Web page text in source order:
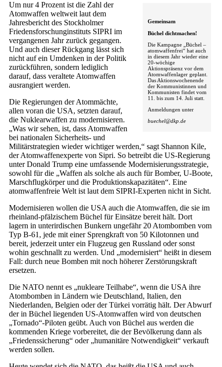
Gemeinsam
Büchel dichtmachen!
Die Kampagne „Büchel –
atomwaffenfrei“ hat auch
in diesem Jahr wieder eine
20-wöchige
Aktionspräsenz vor dem
Atomwaffenlager geplant.
Das Aktionswochenende
der Kommunistinnen und
Kommunisten findet vom
11. bis zum 14. Juli statt.
Anmeldungen unter
buechel@dkp.de
Um nur 4 Prozent ist die Zahl der
Atomwaffen weltweit laut dem
Jahresbericht des Stockholmer
Friedensforschunginstituts SIPRI im
vergangenen Jahr zurück gegangen.
Und auch dieser Rückgang lässt sich
nicht auf ein Umdenken in der Politik
zurückführen, sondern lediglich
darauf, dass veraltete Atomwaffen
ausrangiert werden.
Die Regierungen der Atommächte,
allen voran die USA, setzten darauf,
die Nuklearwaffen zu modernisieren.
„Was wir sehen, ist, dass Atomwaffen
bei nationalen Sicherheits- und
Militärstrategien wieder wichtiger werden,“ sagt Shannon Kile,
der Atomwaffenexperte von Sipri. So betreibt die US-Regierung
unter Donald Trump eine umfassende Modernisierungsstrategie,
sowohl für die „Waffen als solche als auch für Bomber, U-Boote,
Marschflugkörper und die Produktionskapazitäten“. Eine
atomwaffenfreie Welt ist laut dem SIPRI-Experten nicht in Sicht.
Modernisieren wollen die USA auch die Atomwaffen, die sie im
rheinland-pfälzischem Büchel für Einsätze bereit hält. Dort
lagern in unterirdischen Bunkern ungefähr 20 Atombomben vom
Typ B-61, jede mit einer Sprengkraft von 50 Kilotonnen und
bereit, jederzeit unter ein Flugzeug gen Russland oder sonst
wohin geschnallt zu werden. Und „modernisiert“ heißt in diesem
Fall: durch neue Bomben mit noch höherer Zerstörungskraft
ersetzen.
Die NATO nennt es „nukleare Teilhabe“, wenn die USA ihre
Atombomben in Ländern wie Deutschland, Italien, den
Niederlanden, Belgien oder der Türkei vorrätig hält. Der Abwurf
der in Büchel liegenden US-Atomwaffen wird von deutschen
„Tornado“-Piloten geübt. Auch von Büchel aus werden die
kommenden Kriege vorbereitet, die der Bevölkerung dann als
„Friedenssicherung“ oder „humanitäre Notwendigkeit“ verkauft
werden sollen.